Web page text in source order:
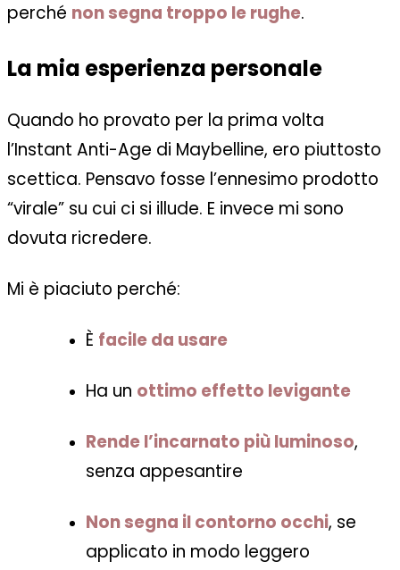
perché non segna troppo le rughe.
La mia esperienza personale
Quando ho provato per la prima volta
l’Instant Anti-Age di Maybelline, ero piuttosto
scettica. Pensavo fosse l’ennesimo prodotto
“virale” su cui ci si illude. E invece mi sono
dovuta ricredere.
Mi è piaciuto perché:
È facile da usare
Ha un ottimo effetto levigante
Rende l’incarnato più luminoso,
senza appesantire
Non segna il contorno occhi, se
applicato in modo leggero